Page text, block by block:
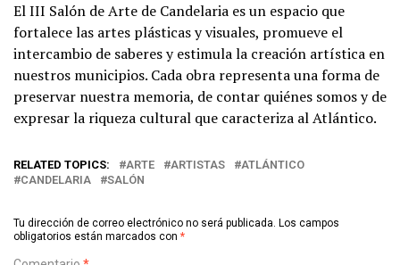
El III Salón de Arte de Candelaria es un espacio que
fortalece las artes plásticas y visuales, promueve el
intercambio de saberes y estimula la creación artística en
nuestros municipios. Cada obra representa una forma de
preservar nuestra memoria, de contar quiénes somos y de
expresar la riqueza cultural que caracteriza al Atlántico.
RELATED TOPICS: ARTE ARTISTAS
ATLÁNTICO
CANDELARIA
SALÓN
Tu dirección de correo electrónico no será publicada. Los campos
obligatorios están marcados con *